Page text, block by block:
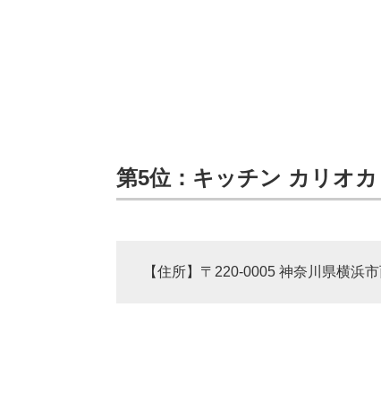
第5位：キッチン カリオカ
【住所】〒220-0005 神奈川県横浜